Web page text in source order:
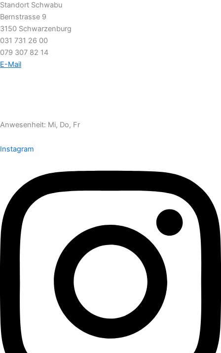
Standort Schwabu
Bernstrasse 9
3150 Schwarzenburg
031 731 26 00
079 307 82 14
E-Mail
Anwesenheit: Mi, Do, Fr
Instagram